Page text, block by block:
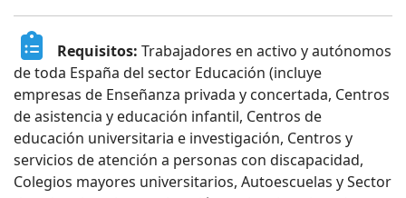
Requisitos: Trabajadores en activo y autónomos
de toda España del sector Educación (incluye
empresas de Enseñanza privada y concertada, Centros
de asistencia y educación infantil, Centros de
educación universitaria e investigación, Centros y
servicios de atención a personas con discapacidad,
Colegios mayores universitarios, Autoescuelas y Sector